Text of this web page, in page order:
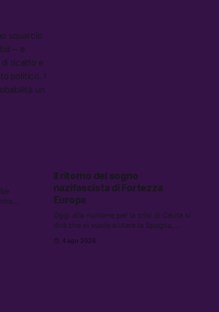
squarcio
– e
ricatto e
politico. I
un
le
Il ritorno del sogno
nazifascista di Fortezza
Europa
Oggi alla riunione per la crisi di Ceuta si
dirà che si vuole aiutare la Spagna,
migranti. Tra le altre notizie:
4 ago 2026